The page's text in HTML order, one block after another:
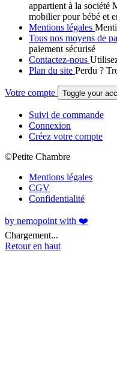
appartient à la société
mobilier pour bébé et
Mentions légales
Tous nos moyens de
paiement sécurisé
Contactez-nous
Plan du site Perdu ?
Votre compte Toggle your
Suivi de commande
Connexion
Créez votre compte
©Petite Chambre
Mentions légales
CGV
Confidentialité
by nemopoint with ❤️
Chargement...
Retour en haut